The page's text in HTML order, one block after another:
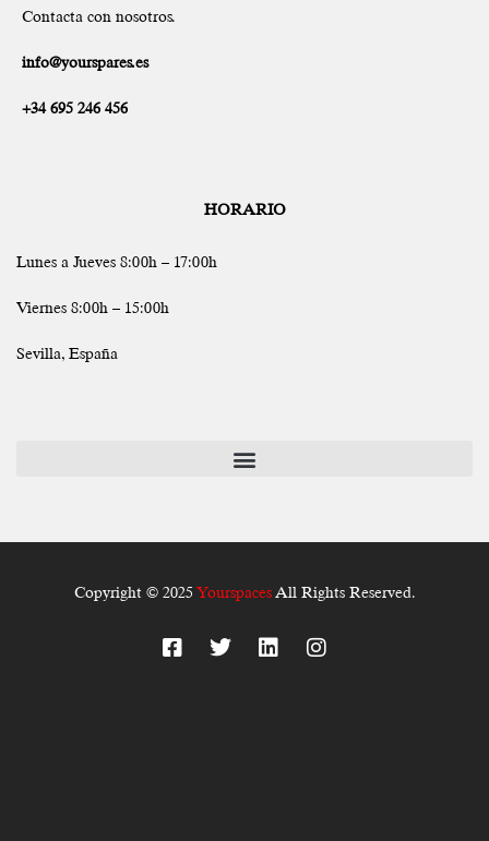
Contacta con nosotros.
info@yourspares.es
+34 695 246 456
HORARIO
Lunes a Jueves 8:00h – 17:00h
Viernes 8:00h – 15:00h
Sevilla, España
Copyright © 2025 YourspacesAll Rights Reserved.